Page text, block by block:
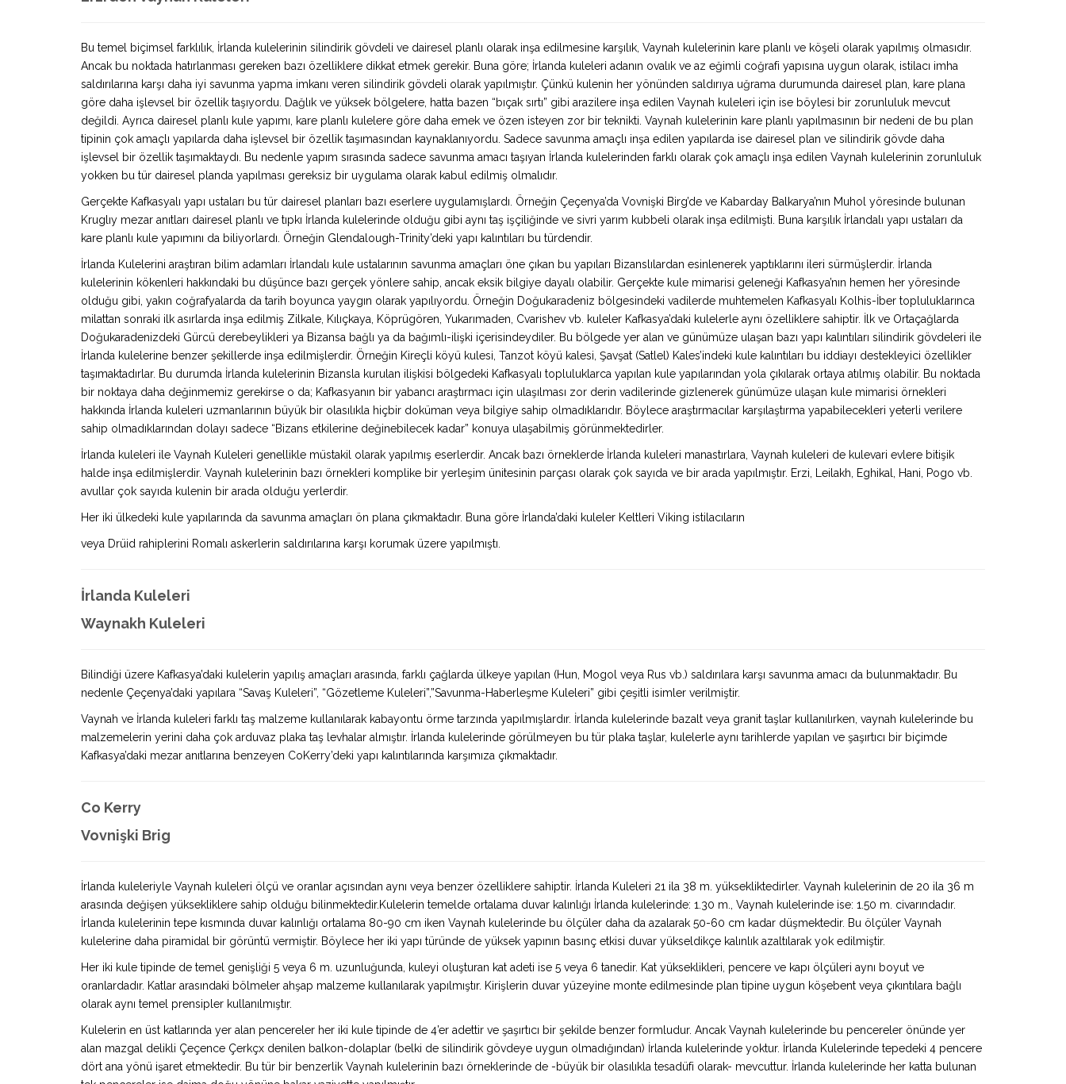
Bu temel biçimsel farklılık, İrlanda kulelerinin silindirik gövdeli ve dairesel planlı olarak inşa edilmesine karşılık, Vaynah kulelerinin kare planlı ve köşeli olarak yapılmış olmasıdır.
Ancak bu noktada hatırlanması gereken bazı özelliklere dikkat etmek gerekir. Buna göre; İrlanda kuleleri adanın ovalık ve az eğimli coğrafi yapısına uygun olarak, istilacı imha
saldırılarına karşı daha iyi savunma yapma imkanı veren silindirik gövdeli olarak yapılmıştır. Çünkü kulenin her yönünden saldırıya uğrama durumunda dairesel plan, kare plana
göre daha işlevsel bir özellik taşıyordu. Dağlık ve yüksek bölgelere, hatta bazen “bıçak sırtı” gibi arazilere inşa edilen Vaynah kuleleri için ise böylesi bir zorunluluk mevcut
değildi. Ayrıca dairesel planlı kule yapımı, kare planlı kulelere göre daha emek ve özen isteyen zor bir teknikti. Vaynah kulelerinin kare planlı yapılmasının bir nedeni de bu plan
tipinin çok amaçlı yapılarda daha işlevsel bir özellik taşımasından kaynaklanıyordu. Sadece savunma amaçlı inşa edilen yapılarda ise dairesel plan ve silindirik gövde daha
işlevsel bir özellik taşımaktaydı. Bu nedenle yapım sırasında sadece savunma amacı taşıyan İrlanda kulelerinden farklı olarak çok amaçlı inşa edilen Vaynah kulelerinin zorunluluk
yokken bu tür dairesel planda yapılması gereksiz bir uygulama olarak kabul edilmiş olmalıdır.
Gerçekte Kafkasyalı yapı ustaları bu tür dairesel planları bazı eserlere uygulamışlardı. Örneğin Çeçenya’da Vovnişki Birg’de ve Kabarday Balkarya’nın Muhol yöresinde bulunan
Kruglıy mezar anıtları dairesel planlı ve tıpkı İrlanda kulelerinde olduğu gibi aynı taş işçiliğinde ve sivri yarım kubbeli olarak inşa edilmişti. Buna karşılık İrlandalı yapı ustaları da
kare planlı kule yapımını da biliyorlardı. Örneğin Glendalough-Trinity’deki yapı kalıntıları bu türdendir.
İrlanda Kulelerini araştıran bilim adamları İrlandalı kule ustalarının savunma amaçları öne çıkan bu yapıları Bizanslılardan esinlenerek yaptıklarını ileri sürmüşlerdir. İrlanda
kulelerinin kökenleri hakkındaki bu düşünce bazı gerçek yönlere sahip, ancak eksik bilgiye dayalı olabilir. Gerçekte kule mimarisi geleneği Kafkasya’nın hemen her yöresinde
olduğu gibi, yakın coğrafyalarda da tarih boyunca yaygın olarak yapılıyordu. Örneğin Doğukaradeniz bölgesindeki vadilerde muhtemelen Kafkasyalı Kolhis-İber topluluklarınca
milattan sonraki ilk asırlarda inşa edilmiş Zilkale, Kılıçkaya, Köprügören, Yukarımaden, Cvarishev vb. kuleler Kafkasya’daki kulelerle aynı özelliklere sahiptir. İlk ve Ortaçağlarda
Doğukaradenizdeki Gürcü derebeylikleri ya Bizansa bağlı ya da bağımlı-ilişki içerisindeydiler. Bu bölgede yer alan ve günümüze ulaşan bazı yapı kalıntıları silindirik gövdeleri ile
İrlanda kulelerine benzer şekillerde inşa edilmişlerdir. Örneğin Kireçli köyü kulesi, Tanzot köyü kalesi, Şavşat (Satlel) Kales’indeki kule kalıntıları bu iddiayı destekleyici özellikler
taşımaktadırlar. Bu durumda İrlanda kulelerinin Bizansla kurulan ilişkisi bölgedeki Kafkasyalı topluluklarca yapılan kule yapılarından yola çıkılarak ortaya atılmış olabilir. Bu noktada
bir noktaya daha değinmemiz gerekirse o da; Kafkasyanın bir yabancı araştırmacı için ulaşılması zor derin vadilerinde gizlenerek günümüze ulaşan kule mimarisi örnekleri
hakkında İrlanda kuleleri uzmanlarının büyük bir olasılıkla hiçbir doküman veya bilgiye sahip olmadıklarıdır. Böylece araştırmacılar karşılaştırma yapabilecekleri yeterli verilere
sahip olmadıklarından dolayı sadece “Bizans etkilerine değinebilecek kadar” konuya ulaşabilmiş görünmektedirler.
İrlanda kuleleri ile Vaynah Kuleleri genellikle müstakil olarak yapılmış eserlerdir. Ancak bazı örneklerde İrlanda kuleleri manastırlara, Vaynah kuleleri de kulevari evlere bitişik
halde inşa edilmişlerdir. Vaynah kulelerinin bazı örnekleri komplike bir yerleşim ünitesinin parçası olarak çok sayıda ve bir arada yapılmıştır. Erzi, Leilakh, Eghikal, Hani, Pogo vb.
avullar çok sayıda kulenin bir arada olduğu yerlerdir.
Her iki ülkedeki kule yapılarında da savunma amaçları ön plana çıkmaktadır. Buna göre İrlanda’daki kuleler Keltleri Viking istilacıların
veya Drüid rahiplerini Romalı askerlerin saldırılarına karşı korumak üzere yapılmıştı.
İrlanda Kuleleri
Waynakh Kuleleri
Bilindiği üzere Kafkasya’daki kulelerin yapılış amaçları arasında, farklı çağlarda ülkeye yapılan (Hun, Mogol veya Rus vb.) saldırılara karşı savunma amacı da bulunmaktadır. Bu
nedenle Çeçenya’daki yapılara “Savaş Kuleleri”, “Gözetleme Kuleleri”,”Savunma-Haberleşme Kuleleri” gibi çeşitli isimler verilmiştir.
Vaynah ve İrlanda kuleleri farklı taş malzeme kullanılarak kabayontu örme tarzında yapılmışlardır. İrlanda kulelerinde bazalt veya granit taşlar kullanılırken, vaynah kulelerinde bu
malzemelerin yerini daha çok arduvaz plaka taş levhalar almıştır. İrlanda kulelerinde görülmeyen bu tür plaka taşlar, kulelerle aynı tarihlerde yapılan ve şaşırtıcı bir biçimde
Kafkasya’daki mezar anıtlarına benzeyen CoKerry’deki yapı kalıntılarında karşımıza çıkmaktadır.
Co Kerry
Vovnişki Brig
İrlanda kuleleriyle Vaynah kuleleri ölçü ve oranlar açısından aynı veya benzer özelliklere sahiptir. İrlanda Kuleleri 21 ila 38 m. yüksekliktedirler. Vaynah kulelerinin de 20 ila 36 m
arasında değişen yüksekliklere sahip olduğu bilinmektedir.Kulelerin temelde ortalama duvar kalınlığı İrlanda kulelerinde: 1.30 m., Vaynah kulelerinde ise: 1.50 m. civarındadır.
İrlanda kulelerinin tepe kısmında duvar kalınlığı ortalama 80-90 cm iken Vaynah kulelerinde bu ölçüler daha da azalarak 50-60 cm kadar düşmektedir. Bu ölçüler Vaynah
kulelerine daha piramidal bir görüntü vermiştir. Böylece her iki yapı türünde de yüksek yapının basınç etkisi duvar yükseldikçe kalınlık azaltılarak yok edilmiştir.
Her iki kule tipinde de temel genişliği 5 veya 6 m. uzunluğunda, kuleyi oluşturan kat adeti ise 5 veya 6 tanedir. Kat yükseklikleri, pencere ve kapı ölçüleri aynı boyut ve
oranlardadır. Katlar arasındaki bölmeler ahşap malzeme kullanılarak yapılmıştır. Kirişlerin duvar yüzeyine monte edilmesinde plan tipine uygun köşebent veya çıkıntılara bağlı
olarak aynı temel prensipler kullanılmıştır.
Kulelerin en üst katlarında yer alan pencereler her iki kule tipinde de 4’er adettir ve şaşırtıcı bir şekilde benzer formludur. Ancak Vaynah kulelerinde bu pencereler önünde yer
alan mazgal delikli Çeçence Çerkçx denilen balkon-dolaplar (belki de silindirik gövdeye uygun olmadığından) İrlanda kulelerinde yoktur. İrlanda Kulelerinde tepedeki 4 pencere
dört ana yönü işaret etmektedir. Bu tür bir benzerlik Vaynah kulelerinin bazı örneklerinde de -büyük bir olasılıkla tesadüfi olarak- mevcuttur. İrlanda kulelerinde her katta bulunan